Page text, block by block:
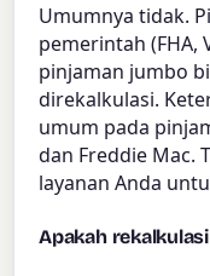
Umumnya tidak.
pemerintah (FHA,
pinjaman jumbo
direkalkulasi.
umum pada
dan Freddie Mac.
layanan Anda
Apakah